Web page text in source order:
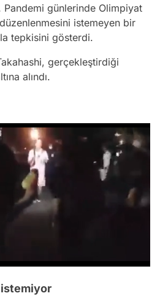
günlerinde Olimpiyat
istemeyen bir
tepkisini gösterdi.
gerçekleştirdiği
alındı.
istemiyor